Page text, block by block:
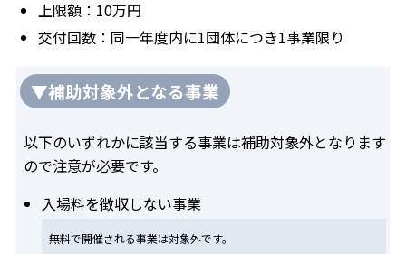
上限額：10万円
交付回数：同一年度内に1団体につき1事業限り
▼補助対象外となる事業
以下のいずれかに該当する事業は補助対象外となります
ので注意が必要です。
入場料を徴収しない事業
無料で開催される事業は対象外です。